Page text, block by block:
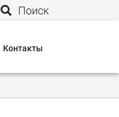
Поиск
Контакты